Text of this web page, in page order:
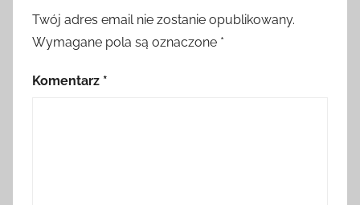
Twój adres email nie zostanie opublikowany.
Wymagane pola są oznaczone *
Komentarz *